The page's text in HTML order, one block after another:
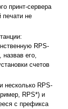
принт-сервера
не
RPS-
его,
счетов
несколько RPS-
RPS*) и
с префикса